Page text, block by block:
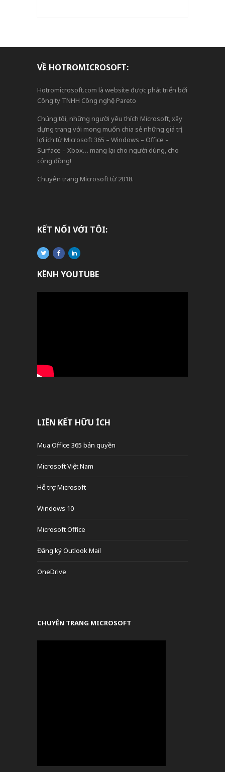
VỀ HOTROMICROSOFT:
Hotromicrosoft.com là website được phát triển bởi
Công ty TNHH Công nghệ Pareto
Chúng tôi, những người yêu thích Microsoft, xây
dựng trang với mong muốn chia sẻ những giá trị,
lợi ích từ Microsoft 365 – Windows – Office –
Surface – Xbox… mang lại cho người dùng, cho
cộng đồng!
Chuyên trang Microsoft từ 2018.
KẾT NỐI VỚI TÔI:
KÊNH YOUTUBE
LIÊN KẾT HỮU ÍCH
Mua Office 365 bản quyền
Microsoft Việt Nam
Hỗ trợ Microsoft
Windows 10
Microsoft Office
Đăng ký Outlook Mail
OneDrive
CHUYÊN TRANG MICROSOFT